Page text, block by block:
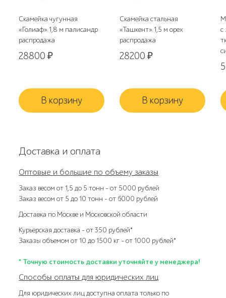
Скамейка чугунная
«Голиаф» 1,8 м палисандр
распродажа
28800₽
В корзину
Скамейка стальная
«Ташкент» 1,5 м орех
распродажа
28200₽
В корзину
с
Доставка и оплата
Оптовые и большие по объему заказы
Заказ весом от 1,5 до 5 тонн – от 5000 рублей
Заказ весом от 5 до 10 тонн – от 6000 рублей
Доставка по Москве и Московской области
Курьерская доставка – от 350 рублей*
Заказы объемом от 10 до 1500 кг – от 1000 рублей*
* Точную стоимость доставки уточняйте у менеджера!
Способы оплаты для юридических лиц
Для юридических лиц доступна оплата только по